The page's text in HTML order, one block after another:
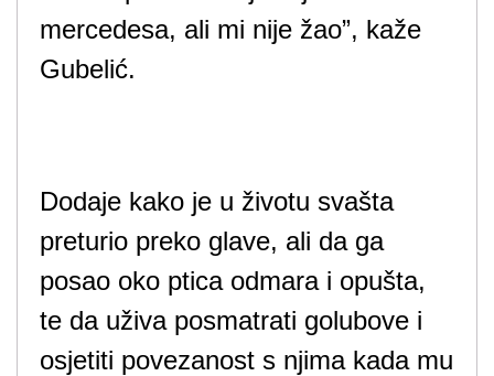
mercedesa, ali mi nije žao”, kaže
Gubelić.
Dodaje kako je u životu svašta
preturio preko glave, ali da ga
posao oko ptica odmara i opušta,
te da uživa posmatrati golubove i
osjetiti povezanost s njima kada mu